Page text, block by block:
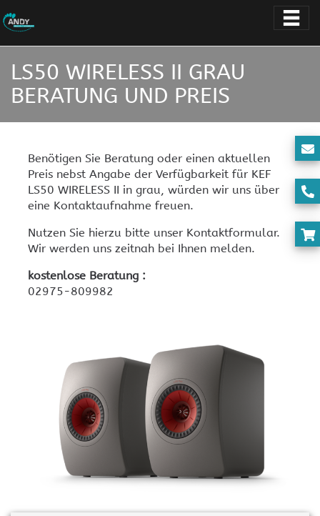
LS50 WIRELESS II GRAU
BERATUNG UND PREIS
Benötigen Sie Beratung oder einen aktuellen
Preis nebst Angabe der Verfügbarkeit für KEF
LS50 WIRELESS II in grau, würden wir uns über
eine Kontaktaufnahme freuen.
Nutzen Sie hierzu bitte unser Kontaktformular.
Wir werden uns zeitnah bei Ihnen melden.
kostenlose Beratung :
02975-809982